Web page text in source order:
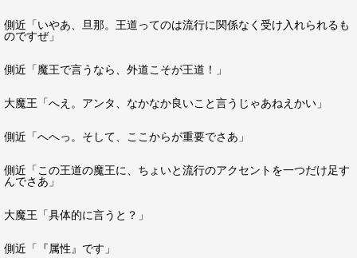
側近「いやあ、旦那。王道ってのは流行に関係なく受け入れられるも
のですぜ」
側近「魔王で言うなら、外道こそが王道！」
大魔王「へえ。アンタ、なかなか良いこと言うじゃあねえかい」
側近「へへっ。そして、ここからが重要でさあ」
側近「この王道の魔王に、ちょいと流行のアクセントを一つだけ足す
んでさあ」
大魔王「具体的に言うと？」
側近「『属性』です」